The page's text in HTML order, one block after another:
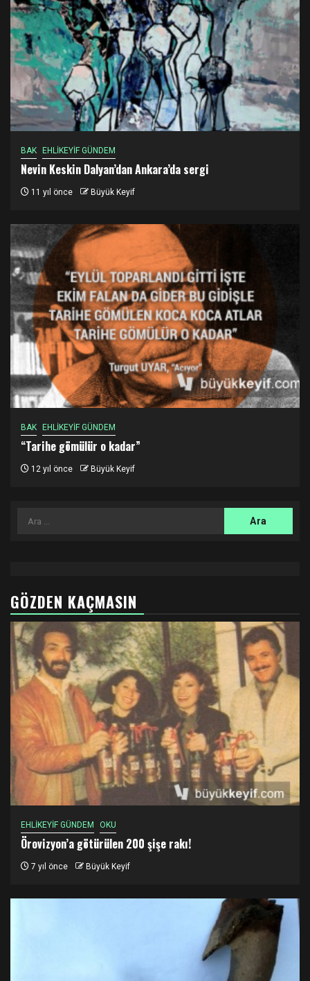
BAK EHLİKEYİF GÜNDEM
Nevin Keskin Dalyan’dan Ankara’da sergi
11 yıl önce Büyük Keyif
BAK EHLİKEYİF GÜNDEM
“Tarihe gömülür o kadar”
12 yıl önce Büyük Keyif
Arama:
GÖZDEN KAÇMASIN
EHLİKEYİF GÜNDEM OKU
Örovizyon’a götürülen 200 şişe rakı!
7 yıl önce Büyük Keyif